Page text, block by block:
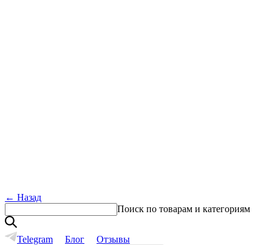
← Назад
Поиск по товарам и категориям
Telegram Блог
Отзывы